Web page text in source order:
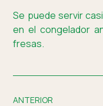
Se puede servir
en el congelador
fresas.
ANTERIOR